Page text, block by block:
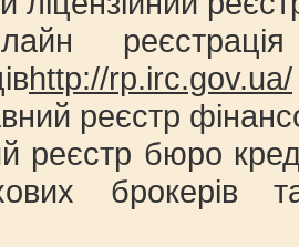
http://rp.irc.gov.ua/
реєстр
реєстр бюро
брокерів